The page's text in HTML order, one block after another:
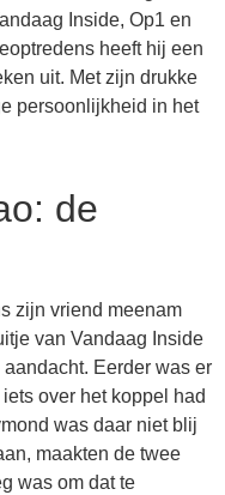
Inside, Op1 en
heeft hij een
uit. Met zijn drukke
persoonlijkheid in het
de
zijn vriend meenam
van Vandaag Inside
Eerder was er
over het koppel had
was daar niet blij
maakten de twee
was om dat te